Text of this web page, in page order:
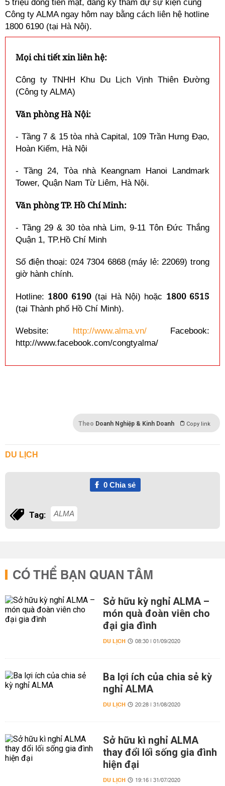
5 triệu đồng tiền mặt, đăng ký tham dự sự kiện cùng
Công ty ALMA ngay hôm nay bằng cách liên hệ hotline
1800 6190 (tại Hà Nội).
Mọi chi tiết xin liên hệ:
Công ty TNHH Khu Du Lịch Vịnh Thiên Đường
(Công ty ALMA)
Văn phòng Hà Nội:
- Tầng 7 & 15 tòa nhà Capital, 109 Trần Hưng Đạo,
Hoàn Kiếm, Hà Nội
- Tầng 24, Tòa nhà Keangnam Hanoi Landmark
Tower, Quận Nam Từ Liêm, Hà Nội.
Văn phòng TP. Hồ Chí Minh:
- Tầng 29 & 30 tòa nhà Lim, 9-11 Tôn Đức Thắng
Quận 1, TP.Hồ Chí Minh
Số điện thoại: 024 7304 6868 (máy lẻ: 22069) trong
giờ hành chính.
Hotline: 1800 6190(tại Hà Nội) hoặc 1800 6515
(tại Thành phố Hồ Chí Minh).
Website: http://www.alma.vn/Facebook:
http://www.facebook.com/congtyalma/
Theo Doanh Nghiệp & Kinh Doanh Copy link
DU LỊCH
0Chia sẻ
Tag: ALMA
CÓ THỂ BẠN QUAN TÂM
Sở hữu kỳ nghỉ ALMA –
món quà đoàn viên cho
đại gia đình
DU LỊCH 08:30 | 01/09/2020
Ba lợi ích của chia sẻ kỳ
nghỉ ALMA
DU LỊCH 20:28 | 31/08/2020
Sở hữu kì nghỉ ALMA
thay đổi lối sống gia đình
hiện đại
DU LỊCH 19:16 | 31/07/2020